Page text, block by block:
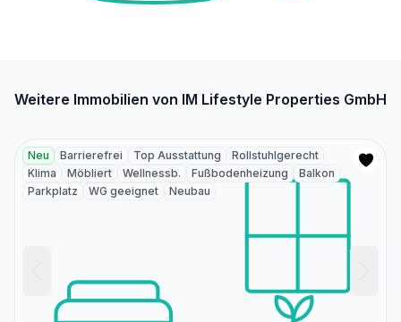
Weitere Immobilien von IM Lifestyle Properties GmbH
Neu Barrierefrei Top Ausstattung
Rollstuhlgerecht
Klima
Möbliert Wellnessb. Fußbodenheizung
Balkon
Parkplatz
WG geeignet Neubau